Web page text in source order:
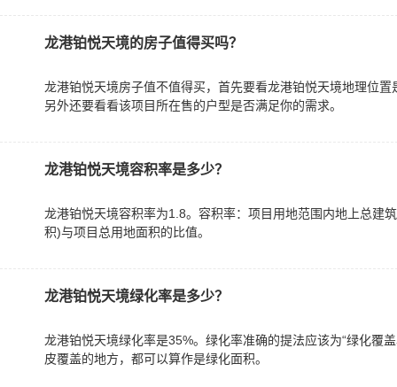
龙港铂悦天境的房子值得买吗？
龙港铂悦天境房子值不值得买，首先要看龙港铂悦天境地理位
另外还要看看该项目所在售的户型是否满足你的需求。
龙港铂悦天境容积率是多少？
龙港铂悦天境容积率为1.8。容积率：项目用地范围内地上总建
积)与项目总用地面积的比值。
龙港铂悦天境绿化率是多少？
龙港铂悦天境绿化率是35%。绿化率准确的提法应该为“绿化覆
皮覆盖的地方，都可以算作是绿化面积。